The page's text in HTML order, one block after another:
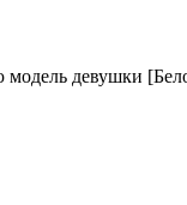
девушки